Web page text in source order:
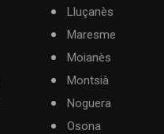
Lluçanès
Maresme
Moianès
Montsià
Noguera
Osona